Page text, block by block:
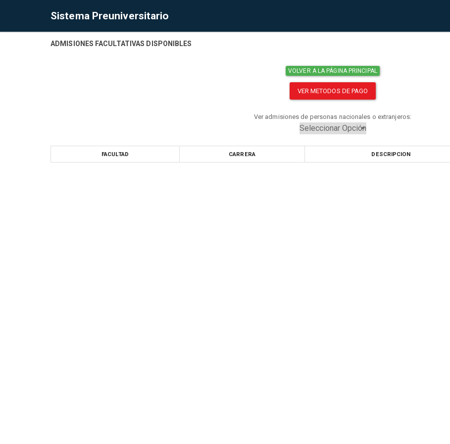
Sistema Preuniversitario
ADMISIONES FACULTATIVAS DISPONIBLES
VOLVER A LA PÁGINA PRINCIPAL
VER METODOS DE PAGO
Ver admisiones de personas nacionales o extranjeros:
FACULTAD CARRERA DESCRIPCION